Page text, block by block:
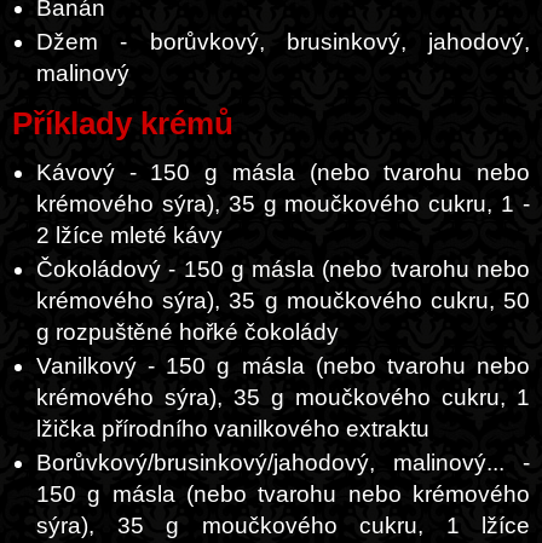
Banán
Džem - borůvkový, brusinkový, jahodový,
malinový
Příklady krémů
Kávový - 150 g másla (nebo tvarohu nebo
krémového sýra), 35 g moučkového cukru, 1 -
2 lžíce mleté kávy
Čokoládový - 150 g másla (nebo tvarohu nebo
krémového sýra), 35 g moučkového cukru, 50
g rozpuštěné hořké čokolády
Vanilkový - 150 g másla (nebo tvarohu nebo
krémového sýra), 35 g moučkového cukru, 1
lžička přírodního vanilkového extraktu
Borůvkový/brusinkový/jahodový, malinový... -
150 g másla (nebo tvarohu nebo krémového
sýra), 35 g moučkového cukru, 1 lžíce